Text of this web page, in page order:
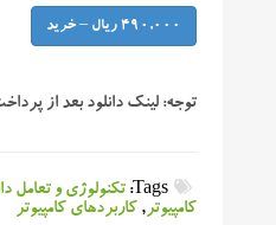
490,000 ریال – خرید
توجه: لینک دانلود بعد از
Tags: تکنولوژی و تعامل
کامپیوتر, کاربردهای کامپیوتر